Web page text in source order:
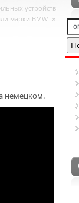
устройств
марки BMW »
немецком.